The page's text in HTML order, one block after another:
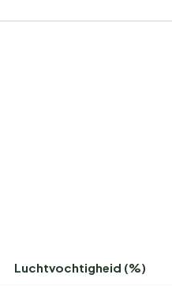
Luchtvochtigheid (%)